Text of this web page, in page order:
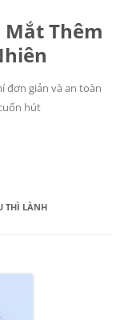
Thêm
đơn giản và an toàn
hút
THÌ LÀNH